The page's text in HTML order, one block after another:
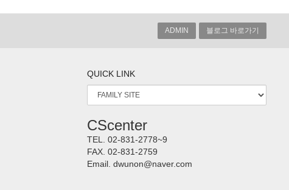
ADMIN 블로그 바로가기
QUICK LINK
CScenter
TEL.
02-831-2778~9
FAX. 02-831-2759
Email. dwunon@naver.com